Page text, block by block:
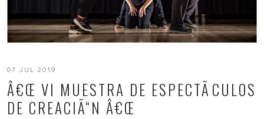
07 JUL 2019
Â€Œ VI MUESTRA DE ESPECTÃCULOS
DE CREACIÃ“N Â€Œ